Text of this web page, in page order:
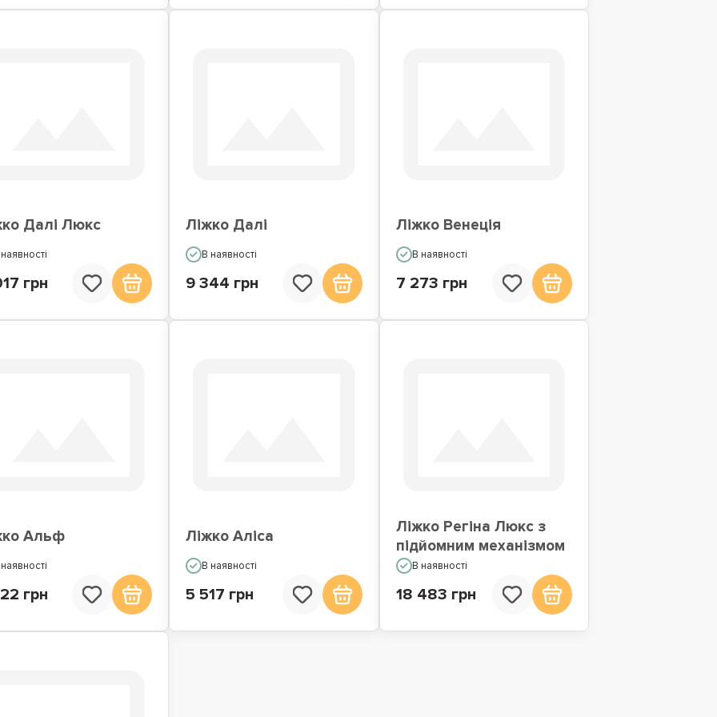
Далі Люкс
грн
Ліжко Далі
В наявності
9 344 грн
Ліжко Венеція
В наявності
7 273 грн
Альф
грн
Ліжко Аліса
В наявності
5 517 грн
Ліжко Регіна Люкс з
підйомним механізмом
В наявності
18 483 грн